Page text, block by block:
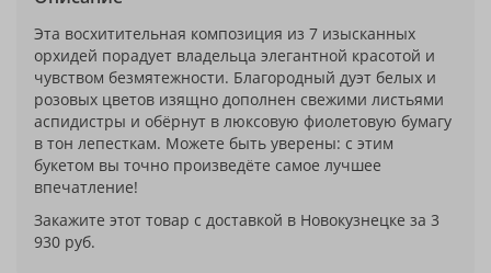
Эта восхитительная композиция из 7 изысканных
орхидей порадует владельца элегантной красотой и
чувством безмятежности. Благородный дуэт белых и
розовых цветов изящно дополнен свежими листьями
аспидистры и обёрнут в люксовую фиолетовую бумагу
в тон лепесткам. Можете быть уверены: с этим
букетом вы точно произведёте самое лучшее
впечатление!
Закажите этот товар с доставкой в Новокузнецке за 3
930 руб.